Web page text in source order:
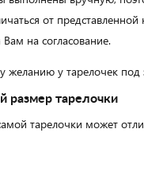
от
Вам на согласование.
желанию у тарелочек под
размер тарелочки
тарелочки может